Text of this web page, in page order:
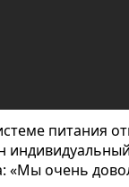
питания
«Мы очень